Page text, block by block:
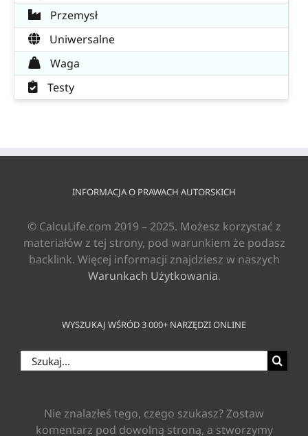
Przemysł
Uniwersalne
Waga
Testy
INFORMACJA O PRAWACH AUTORSKICH
© CalcuLife.com 2019 – 2025. Możesz korzystać z
materiałów z tej strony, pod warunkiem że podasz
backlink. Więcej informacji znajdziesz w naszych
Warunkach Użytkowania.
WYSZUKAJ WŚRÓD 3 000+ NARZĘDZI ONLINE
Szukaj
Nie znalazłeś tego, czego szukasz? Zostaw
komentarz pod dowolną stroną, a stworzymy